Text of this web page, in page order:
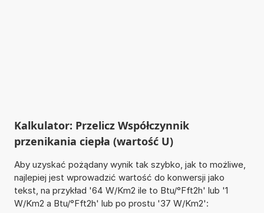
Kalkulator: Przelicz Współczynnik
przenikania ciepła (wartość U)
Aby uzyskać pożądany wynik tak szybko, jak to możliwe,
najlepiej jest wprowadzić wartość do konwersji jako
tekst, na przykład '64 W/Km2 ile to Btu/°Fft2h' lub '1
W/Km2 a Btu/°Fft2h' lub po prostu '37 W/Km2':